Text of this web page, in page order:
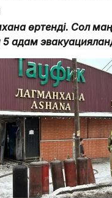
өртенді. Сол
5 адам